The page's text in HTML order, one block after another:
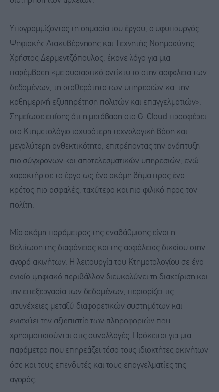
Υπογραμμίζοντας τη σημασία του έργου, ο υφυπουργός
Ψηφιακής Διακυβέρνησης και Τεχνητής Νοημοσύνης,
Χρήστος Δερμεντζόπουλος, έκανε λόγο για μια
παρέμβαση «με ουσιαστικό αντίκτυπο στην ασφάλεια των
δεδομένων, τη σταθερότητα των υπηρεσιών και την
καθημερινή εξυπηρέτηση πολιτών και επαγγελματιών».
Σημείωσε επίσης ότι η μετάβαση στο G-Cloud προσφέρει
στο Κτηματολόγιο ισχυρότερη τεχνολογική βάση και
μεγαλύτερη ανθεκτικότητα, επιτρέποντας την ανάπτυξη
πιο σύγχρονων και αποτελεσματικών υπηρεσιών, ενώ
χαρακτήρισε το έργο ως ένα ακόμη βήμα προς ένα
κράτος πιο ασφαλές, ταχύτερο και πιο φιλικό προς τον
πολίτη.
Μία ακόμη παράμετρος της αναβάθμισης είναι η
βελτίωση της διαφάνειας και της ασφάλειας δικαίου στην
αγορά ακινήτων. Η λειτουργία του Κτηματολογίου σε ένα
ενιαίο ψηφιακό περιβάλλον διευκολύνει τη διαχείριση και
την επεξεργασία των δεδομένων, περιορίζει τις
ασυνέχειες μεταξύ διαφορετικών συστημάτων και
ενισχύει την αξιοπιστία των πληροφοριών που
χρησιμοποιούνται στις συναλλαγές. Πρόκειται για μια
παράμετρο που επηρεάζει τόσο τους ιδιοκτήτες ακινήτων
όσο και τους επενδυτές και τους επαγγελματίες της
αγοράς.